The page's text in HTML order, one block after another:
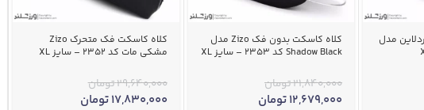
مدل
کلاه کاسکت بدون فک Zizo مدل
Shadow Black کد 2353 – سایز XL
21,840,000تومان
12,679,000تومان
کلاه کاسکت فک متحرک Zizo
مشکی مات کد 2352 – سایز XL
29,640,000تومان
17,830,000تومان